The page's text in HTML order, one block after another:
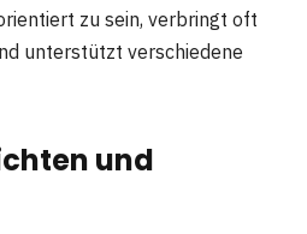
zu sein, verbringt oft
unterstützt verschiedene
und